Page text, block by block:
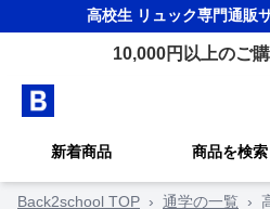
高校生 リュック専門通販
10,000円以上のご
新着商品 商品を検索
Back2school TOP › 通学の一覧 ›